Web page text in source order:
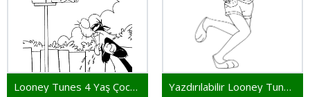
Looney Tunes 4 Yaş Çocuklar İçin Yazdırılabilir Looney Tunes Resim